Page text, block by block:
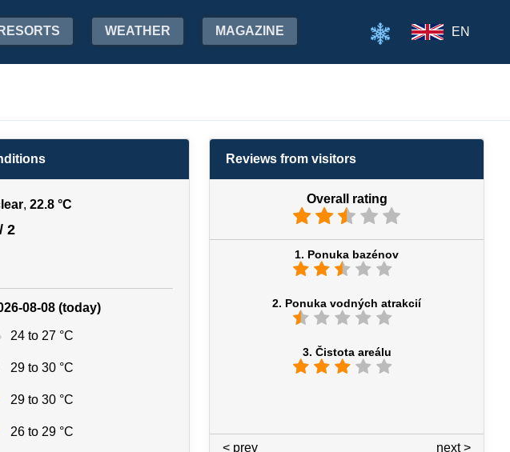
WEATHER MAGAZINE EN
, 22.8 °C
2
08-08 (today)
24 to 27 °C
29 to 30 °C
29 to 30 °C
26 to 29 °C
Reviews from visitors
Overall rating
1. Ponuka bazénov
2. Ponuka vodných atrakcií
3. Čistota areálu
next >
< prev